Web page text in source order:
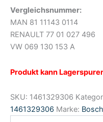
Vergleichsnummer:
MAN 81 11143 0114
RENAULT 77 01 027 496
VW 069 130 153 A
Produkt kann
SKU: 1461329306
1461329306 Marke: Bosch